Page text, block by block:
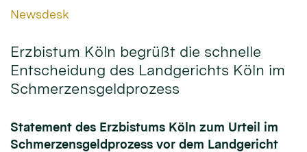
Von:
Newsdesk
Erzbistum Köln begrüßt die schnelle
Entscheidung des Landgerichts Köln im
Schmerzensgeldprozess
Statement des Erzbistums Köln zum Urteil im
Schmerzensgeldprozess vor dem Landgericht